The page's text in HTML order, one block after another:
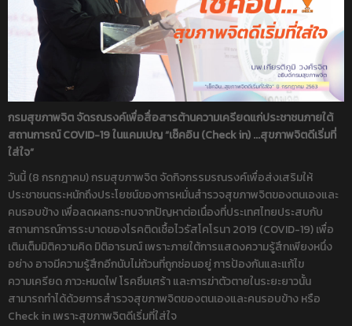
กรมสุขภาพจิต จัดรณรงค์เพื่อสื่อสารต้านความเครียดแก่ประชาชนภายใต้
สถานการณ์COVID-19 ในแคมเปญ “เช็คอิน (Check in) ...สุขภาพจิตดีเริ่มที่
ใส่ใจ”
วันนี้ (8 กรกฎาคม) กรมสุขภาพจิต จัดกิจกรรมรณรงค์เพื่อส่งเสริมให้
ประชาชนตระหนักถึงประโยชน์ของการหมั่นสำรวจสุขภาพจิตของตนเองและ
คนรอบข้าง เพื่อลดผลกระทบจากปัญหาต่อเนื่องที่ประเทศไทยประสบกับ
สถานการณ์การระบาดของโรคติดเชื้อไวรัสโคโรนา 2019 (COVID-19) เพื่อ
เติมเต็มมิติความคิด มิติอารมณ์ เพราะภายใต้การแสดงความรู้สึกเพียงหนึ่ง
อย่าง อาจมีความรู้สึกอีกนับไม่ถ้วนที่ถูกซ่อนอยู่ การป้องกันและแก้ไข
ความเครียด ภาวะหมดไฟ โรคซึมเศร้า และการฆ่าตัวตายในระยะยาวนั้น
สามารถทำได้ด้วยการสำรวจสุขภาพจิตของตนเองและคนรอบข้าง หรือ
Check in เพราะสุขภาพจิตดีเริ่มที่ใส่ใจ